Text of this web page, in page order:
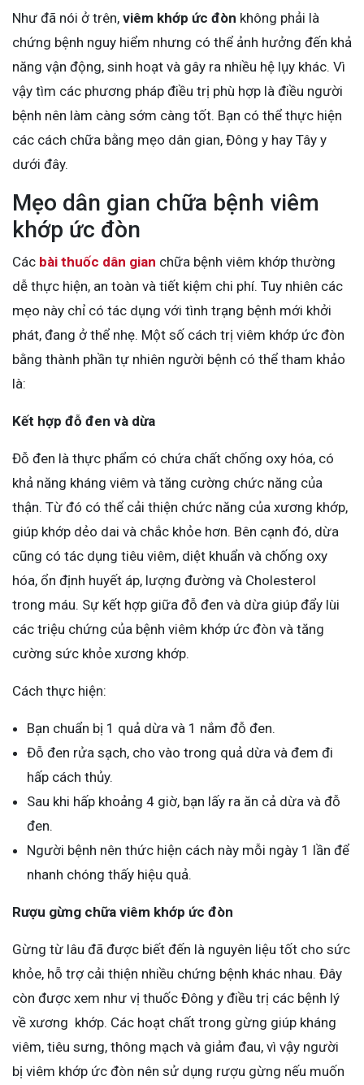
Như đã nói ở trên, viêm khớp ức đòn không phải là
chứng bệnh nguy hiểm nhưng có thể ảnh hưởng đến khả
năng vận động, sinh hoạt và gây ra nhiều hệ lụy khác. Vì
vậy tìm các phương pháp điều trị phù hợp là điều người
bệnh nên làm càng sớm càng tốt. Bạn có thể thực hiện
các cách chữa bằng mẹo dân gian, Đông y hay Tây y
dưới đây.
Mẹo dân gian chữa bệnh viêm
khớp ức đòn
Các bài thuốc dân gian chữa bệnh viêm khớp thường
dễ thực hiện, an toàn và tiết kiệm chi phí. Tuy nhiên các
mẹo này chỉ có tác dụng với tình trạng bệnh mới khởi
phát, đang ở thể nhẹ. Một số cách trị viêm khớp ức đòn
bằng thành phần tự nhiên người bệnh có thể tham khảo
là:
Kết hợp đỗ đen và dừa
Đỗ đen là thực phẩm có chứa chất chống oxy hóa, có
khả năng kháng viêm và tăng cường chức năng của
thận. Từ đó có thể cải thiện chức năng của xương khớp,
giúp khớp dẻo dai và chắc khỏe hơn. Bên cạnh đó, dừa
cũng có tác dụng tiêu viêm, diệt khuẩn và chống oxy
hóa, ổn định huyết áp, lượng đường và Cholesterol
trong máu. Sự kết hợp giữa đỗ đen và dừa giúp đẩy lùi
các triệu chứng của bệnh viêm khớp ức đòn và tăng
cường sức khỏe xương khớp.
Cách thực hiện:
Bạn chuẩn bị 1 quả dừa và 1 nắm đỗ đen.
Đỗ đen rửa sạch, cho vào trong quả dừa và đem đi
hấp cách thủy.
Sau khi hấp khoảng 4 giờ, bạn lấy ra ăn cả dừa và đỗ
đen.
Người bệnh nên thức hiện cách này mỗi ngày 1 lần để
nhanh chóng thấy hiệu quả.
Rượu gừng chữa viêm khớp ức đòn
Gừng từ lâu đã được biết đến là nguyên liệu tốt cho sức
khỏe, hỗ trợ cải thiện nhiều chứng bệnh khác nhau. Đây
còn được xem như vị thuốc Đông y điều trị các bệnh lý
về xương khớp. Các hoạt chất trong gừng giúp kháng
viêm, tiêu sưng, thông mạch và giảm đau, vì vậy người
bị viêm khớp ức đòn nên sử dụng rượu gừng nếu muốn